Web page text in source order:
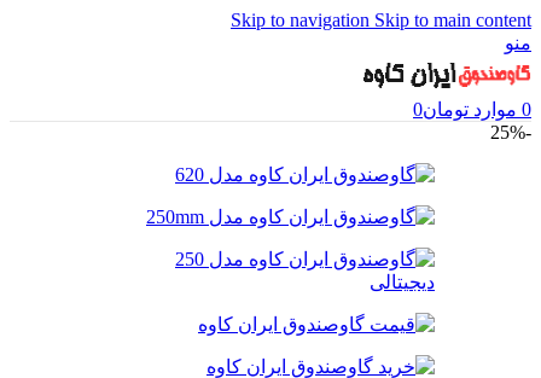
Skip to navigation Skip to main content
منو
0 موارد تومان0
-25%